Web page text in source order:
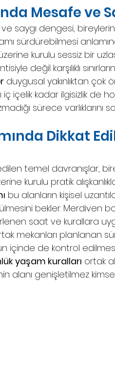
Mesafe ve
saygı dengesi,
sürdürebilmesi
kurulu sessiz bir
değil karşılıklı
duygusal yakınlıktan çok
iç içelik kadar ilgisizlik de
sürece varlıklarını
Dikkat
temel davranışlar,
kurulu pratik
bu alanların kişisel
bekler. Merdiven
saat ve kurallara
mekanları planlanan
içinde de kontrol
yaşam kuralları ortak
alanı genişletilmez